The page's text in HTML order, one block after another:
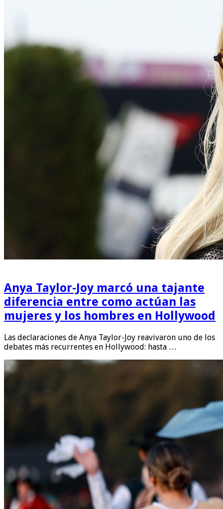
Anya Taylor-Joy marcó una tajante
diferencia entre como actúan las
mujeres y los hombres en Hollywood
Las declaraciones de Anya Taylor-Joy reavivaron uno de los
debates más recurrentes en Hollywood: hasta …